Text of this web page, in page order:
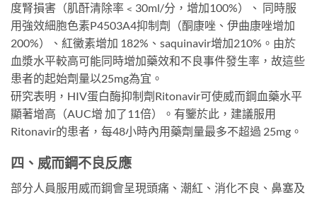
度腎損害（肌酐清除率﹤30ml/分，增加100%）、 同時服
用強效細胞色素P4503A4抑制劑（酮康唑、伊曲康唑增加
200%）、紅黴素增加 182%、saquinavir增加210%。由於
血漿水平較高可能同時增加藥效和不良事件發生率，故這些
患者的起始劑量以25mg為宜。
研究表明，HIV蛋白酶抑制劑Ritonavir可使威而鋼血藥水平
顯著增高（AUC增 加了11倍）。有鑒於此，建議服用
Ritonavir的患者，每48小時內用藥劑量最多不超過 25mg。
四、威而鋼不良反應
部分人員服用威而鋼會呈現頭痛、潮紅、消化不良、鼻塞及